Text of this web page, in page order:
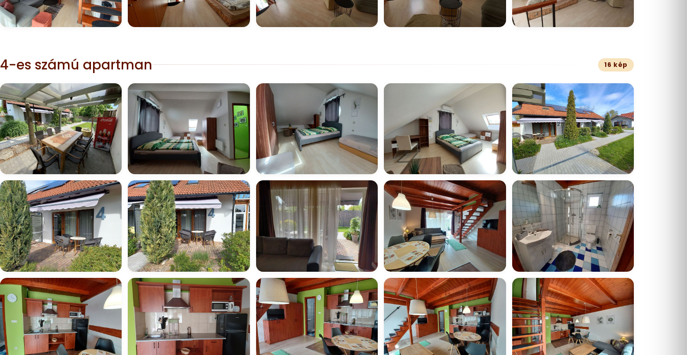
4-es számú apartman 16 kép